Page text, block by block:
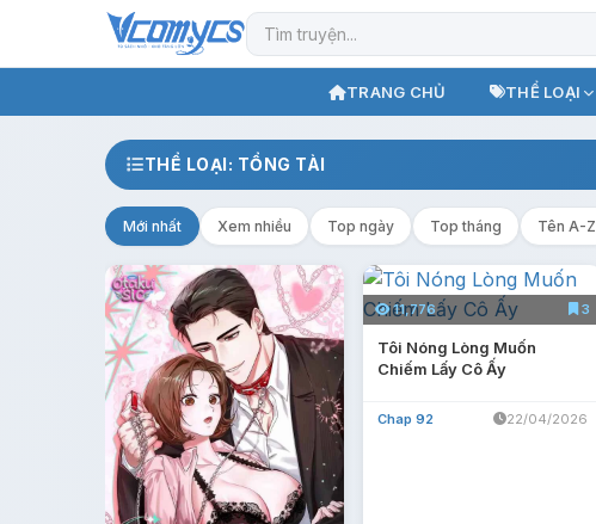
TRANG CHỦ THỂ LOẠI
THỂ LOẠI: TỔNG TÀI
Mới nhất Xem nhiều Top ngày Top tháng Tên A-Z
11,776 3
Tôi Nóng Lòng Muốn
Chiếm Lấy Cô Ấy
Chap 92 22/04/2026